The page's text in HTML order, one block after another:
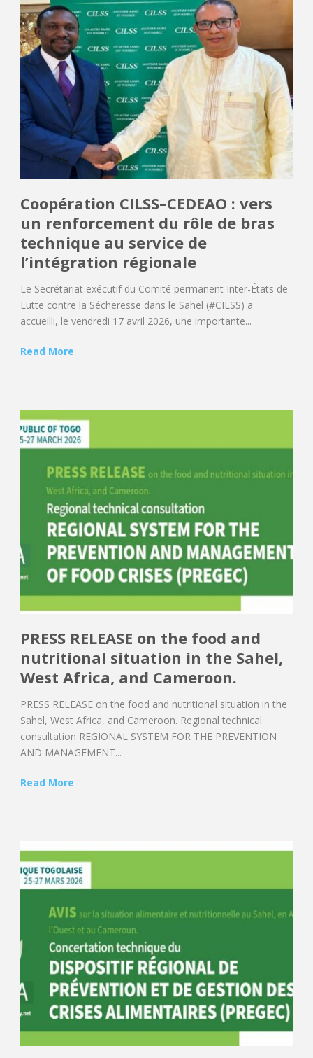
Coopération CILSS–CEDEAO : vers
un renforcement du rôle de bras
technique au service de
l’intégration régionale
Le Secrétariat exécutif du Comité permanent Inter-États de
Lutte contre la Sécheresse dans le Sahel (#CILSS) a
accueilli, le vendredi 17 avril 2026, une importante...
Read More
PRESS RELEASE on the food and
nutritional situation in the Sahel,
West Africa, and Cameroon.
PRESS RELEASE on the food and nutritional situation in the
Sahel, West Africa, and Cameroon. Regional technical
consultation REGIONAL SYSTEM FOR THE PREVENTION
AND MANAGEMENT...
Read More